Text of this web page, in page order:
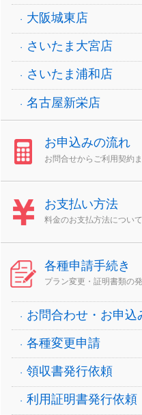
大阪城東店
さいたま大宮店
さいたま浦和店
名古屋新栄店
お申込みの流れ
お問合せからご利用契約
お支払い方法
料金のお支払方法について
各種申請手続き
プラン変更・証明書類の
お問合わせ・お申込
各種変更申請
領収書発行依頼
利用証明書発行依頼